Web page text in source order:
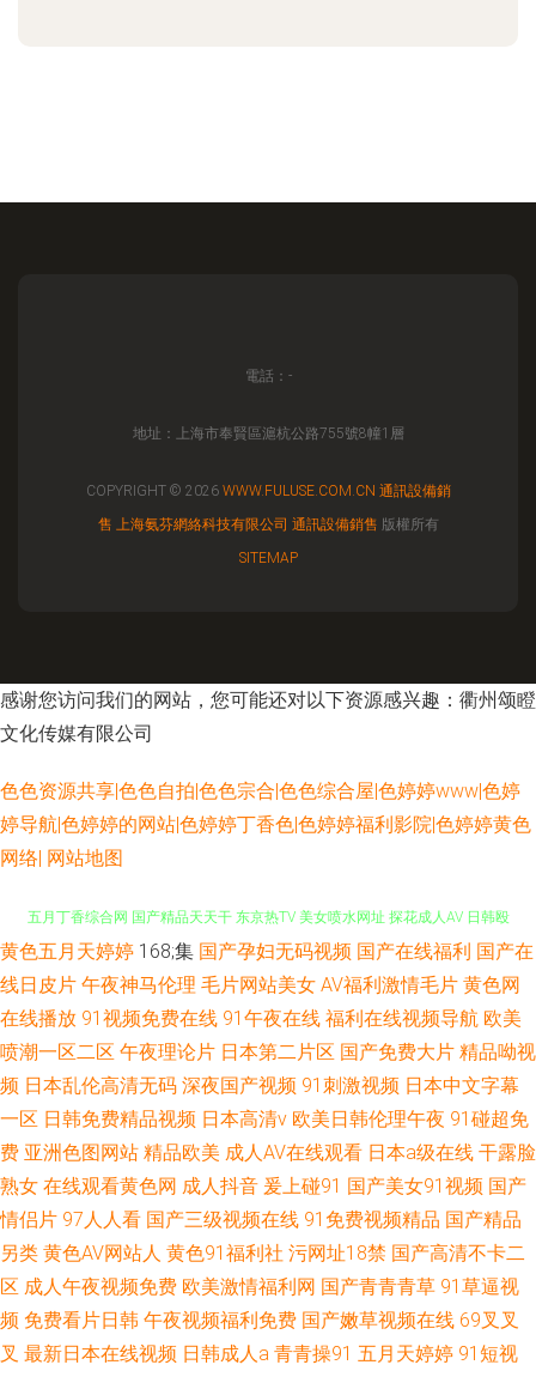
電話：-
地址：上海市奉賢區滬杭公路755號8幢1層
COPYRIGHT © 2026 WWW.FULUSE.COM.CN 通訊設備銷
售 上海氨芬網絡科技有限公司 通訊設備銷售 版權所有
SITEMAP
感谢您访问我们的网站，您可能还对以下资源感兴趣：衢州颂瞪
文化传媒有限公司
色色资源共享|色色自拍|色色宗合|色色综合屋|色婷婷www|色婷
婷导航|色婷婷的网站|色婷婷丁香色|色婷婷福利影院|色婷婷黄色
网络| 网站地图
男女91上 成人Av色情 在线午夜福利 美女超碰在线 黄色网子 超碰人人在线
五月丁香综合网 国产精品天天干 东京热TV 美女喷水网址 探花成人AV 日韩殴
美 免费看黄链接 国产成人日韩 欧美日韩vv 青青视频久久 国产福利不卡 成人
片 超碰注妇 欧美色色资源站 肏屄超碰夜夜撸 亚洲阿v福利导航 成人网视频
97人人 美女很黄 91社区最新网址 91美女自慰 岛国精品在线播放 狼友社区
五月婷婷色导航 久久大伊人x Av手机网址 www国产www 韩日无码片 大香蕉
黄色五月天婷婷 168;集 国产孕妇无码视频 国产在线福利 国产在
线日皮片 午夜神马伦理 毛片网站美女 AV福利激情毛片 黄色网
在线播放 91视频免费在线 91午夜在线 福利在线视频导航 欧美
喷潮一区二区 午夜理论片 日本第二片区 国产免费大片 精品呦视
频 日本乱伦高清无码 深夜国产视频 91刺激视频 日本中文字幕
一区 日韩免费精品视频 日本高清v 欧美日韩伦理午夜 91碰超免
费 亚洲色图网站 精品欧美 成人AV在线观看 日本a级在线 干露脸
熟女 在线观看黄色网 成人抖音 爰上碰91 国产美女91视频 国产
情侣片 97人人看 国产三级视频在线 91免费视频精品 国产精品
另类 黄色AV网站人 黄色91福利社 污网址18禁 国产高清不卡二
区 成人午夜视频免费 欧美激情福利网 国产青青青草 91草逼视
频 免费看片日韩 午夜视频福利免费 国产嫩草视频在线 69叉叉
叉 最新日本在线视频 日韩成人a 青青操91 五月天婷婷 91短视